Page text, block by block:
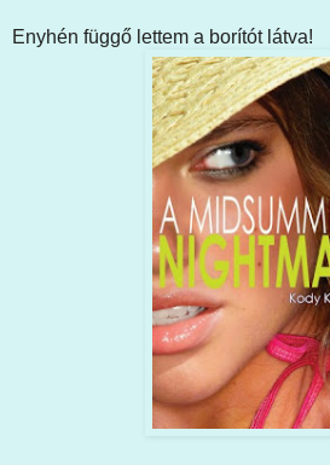
Enyhén függő lettem a borítót látva!